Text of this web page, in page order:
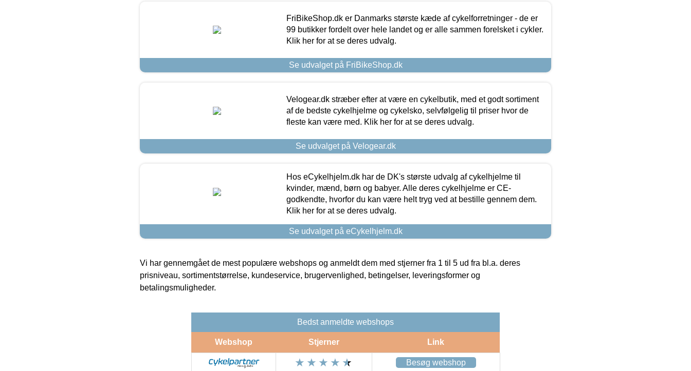
FriBikeShop.dk er Danmarks største kæde af cykelforretninger - de er
99 butikker fordelt over hele landet og er alle sammen forelsket i cykler.
Klik her for at se deres udvalg.
Se udvalget på FriBikeShop.dk
Velogear.dk stræber efter at være en cykelbutik, med et godt sortiment
af de bedste cykelhjelme og cykelsko, selvfølgelig til priser hvor de
fleste kan være med. Klik her for at se deres udvalg.
Se udvalget på Velogear.dk
Hos eCykelhjelm.dk har de DK's største udvalg af cykelhjelme til
kvinder, mænd, børn og babyer. Alle deres cykelhjelme er CE-
godkendte, hvorfor du kan være helt tryg ved at bestille gennem dem.
Klik her for at se deres udvalg.
Se udvalget på eCykelhjelm.dk
Vi har gennemgået de mest populære webshops og anmeldt dem med stjerner fra 1 til 5 ud fra bl.a. deres
prisniveau, sortimentstørrelse, kundeservice, brugervenlighed, betingelser, leveringsformer og
betalingsmuligheder.
Bedst anmeldte webshops
Webshop Stjerner Link
Besøg webshop